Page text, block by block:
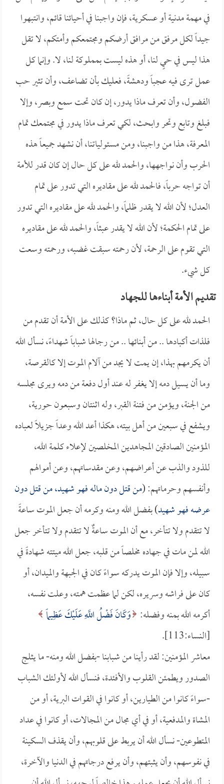
في مهمة مدنية أو عسكرية، فإن واجبنا في أحيائنا قائم، وانتبهوا
جيداً لكل مرفق من مرافق أرضكم ومجتمعكم وأمتكم، لا تقل
هذا ليس في حيٍ لنا، أو هذه ليست بمملوكة لنا، لا. وإنما كل
عمل ترى فيه عجباً ودهشةً، فعليك بأن تضاعف، وأن تثير حب
الفضول، وأن تعرف ماذا يدور، إن كان تحت سمع وبصر، وإلا
فبلغ وتابع وتحر وابحث، لكي تعرف ماذا يدور في مجتمعك تمام
المعرفة، هذا من واجبنا، ومن مسئولياتنا، أن نشهد جميعاً هذه
الحرب وأن نواجهها، والحمد لله على كل حال إن كان قدر للأمة
أن تواجه حرباً، فالحمد لله على مقاديره التي تدور على تمام
العدل؛ لأن الله لا يقدر ظلماً، والحمد لله على مقاديره التي تدور
على تمام الحكمة؛ لأن الله لا يقدر عبثاً، والحمد لله على مقاديره
التي تقوم على الرحمة، لأن رحمته سبقت غضبه، ورحمته وسعت
كل شيء.
تقديم الأمة أبناءها للجهاد
الحمد لله على كل حال، ثم ماذا؟ كذلك على الأمة أن تقدم من
فلذات أكبادها .. من أبنائها .. من رجالها شباباً شهداءً، نسأل الله
أن يكرمهم بهذا، إن يمت لا يجد من آلام الموت إلا كالقرصة،
وما أن يسيل دمه إلا يغفر له عند أول دفعة من دمه ويرى مجلسه
من الجنة، ويؤمن من فتنة القبر، وله اثنتان وسبعون حورية،
ويشفع في سبعين من أهل بيته، هكذا أعد الله وعداً جزيلاً لعباده
المؤمنين الصادقين المجاهدين المخلصين لإعلاء كلمة الله،
للذود والذب عن أعراضهم، وعن مقدساتهم، وعن أموالهم
وأنفسهم وحرماتهم: (من قتل دون ماله فهو شهيد، من قتل دون
عرضه فهو شهيد) بفضل الله ومنه وكرمه أن جعل الموت ساعةً
لا تتقدم ولا تتأخر، مع أن الموت ساعةٌ لا تتقدم ولا تتأخر جعل
الله لمن مات في جهاده مخلصاً من قلبه، جعل الله ميتته شهادةً في
سبيله، وإلا فإن الموت يدركه سواءً كان في الجبهة والميدان، أو
كان على فراشه وسريره، لكن لما عظمت همته، وعلت نفسه،
أكرمه الله بمنه وفضله: وَكَانَ فَضْلُ اللَّهِ عَلَيْكَ عَظِيماً
[النساء:113].
معاشر المؤمنين: لقد رأينا من شبابنا -بفضل الله ومنه- ما يثلج
الصدور ويطمئن القلوب والأفئدة، فنسأل الله لأولئك الشباب
-سواءً كانوا من الطيارين، أو كانوا في القوات البرية، أو من
المشاة والمدفعية، أو في أي مجال من المجالات، أو كانوا في عداد
المتطوعين- نسأل الله أن يربط على قلوبهم، وأن يقذف السكينة
في نفوسهم، وأن يثبتهم، وأن يرفع درجاتهم في الدنيا والآخرة،